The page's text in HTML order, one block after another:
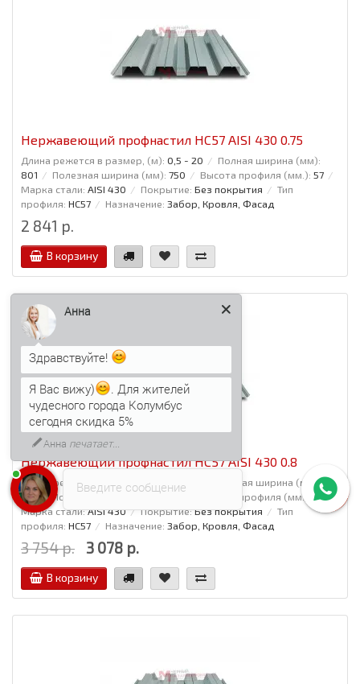
Нержавеющий профнастил НС57 AISI 430 0.75
Длина режется в размер, (м): 0,5 - 20
Полная ширина (мм):
801
Полезная ширина (мм): 750 Высота профиля (мм.): 57
Марка стали: AISI 430 Покрытие: Без покрытия
Тип
профиля: НС57 Назначение: Забор, Кровля, Фасад
2 841 р.
В корзину
Ваша скидка: -18%
Нержавеющий профнастил НС57 AISI 430 0.8
Длина режется в размер, (м): 0,5 - 20
Полная ширина (мм):
801
Полезная ширина (мм): Высота профиля (мм.):
57
Марка стали:AISI 430 Покрытие:Без покрытия
Тип
профиля: НС57 Назначение: Забор, Кровля, Фасад
3 754 р. 3 078 р.
В корзину
Введите сообщение
Анна
Здравствуйте!
Я Вас вижу)
. Для жителей
чудесного города Колумбус
сегодня скидка 5%
Напишите сюда свой вопрос.
Возможно, его решение будет
быстрее.